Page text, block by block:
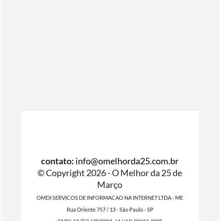
contato: info@omelhorda25.com.br
© Copyright 2026 - O Melhor da 25 de
Março
OMDI SERVICOS DE INFORMACAO NA INTERNET LTDA - ME
Rua Oriente 757 / 13 - São Paulo - SP